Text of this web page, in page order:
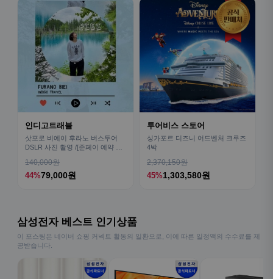
인디고트래블
삿포로 비에이 후라노 버스투어
DSLR 사진 촬영 /[준페이 예약 식
140,000원
44%79,000원
투어비스 스토어
싱가포르 디즈니 어드벤처 크루즈
4박
2,370,150원
45%1,303,580원
삼성전자 베스트 인기상품
이 포스팅은 네이버 쇼핑 커넥트 활동의 일환으로, 이에 따른 일정액의 수수료를 제
공받습니다.